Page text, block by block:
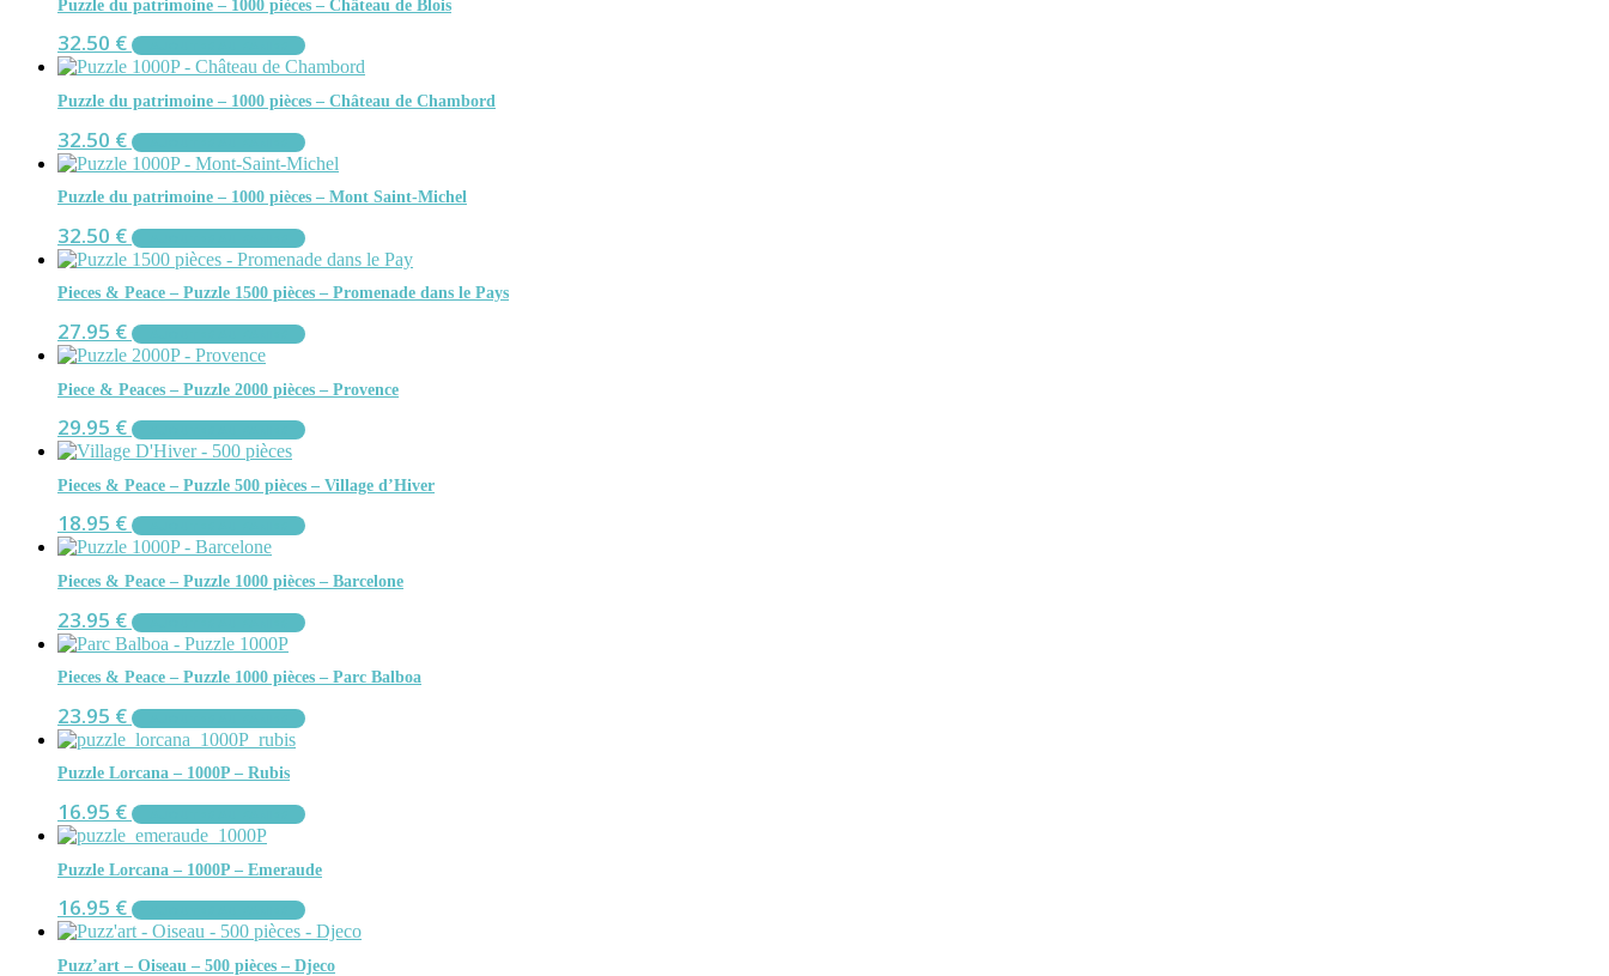
Puzzle du patrimoine – 1000 pièces – Château de Blois
32.50 €
Puzzle du patrimoine – 1000 pièces – Château de Chambord
32.50 €
Puzzle du patrimoine – 1000 pièces – Mont Saint-Michel
32.50 €
Pieces & Peace – Puzzle 1500 pièces – Promenade dans le Pays
27.95 €
Piece & Peaces – Puzzle 2000 pièces – Provence
29.95 €
Pieces & Peace – Puzzle 500 pièces – Village d’Hiver
18.95 €
Pieces & Peace – Puzzle 1000 pièces – Barcelone
23.95 €
Pieces & Peace – Puzzle 1000 pièces – Parc Balboa
23.95 €
Puzzle Lorcana – 1000P – Rubis
16.95 €
Puzzle Lorcana – 1000P – Emeraude
16.95 €
Puzz’art – Oiseau – 500 pièces – Djeco